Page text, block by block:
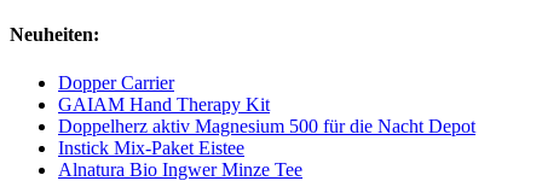
Neuheiten:
Dopper Carrier
GAIAM Hand Therapy Kit
Doppelherz aktiv Magnesium 500 für die Nacht Depot
Instick Mix-Paket Eistee
Alnatura Bio Ingwer Minze Tee